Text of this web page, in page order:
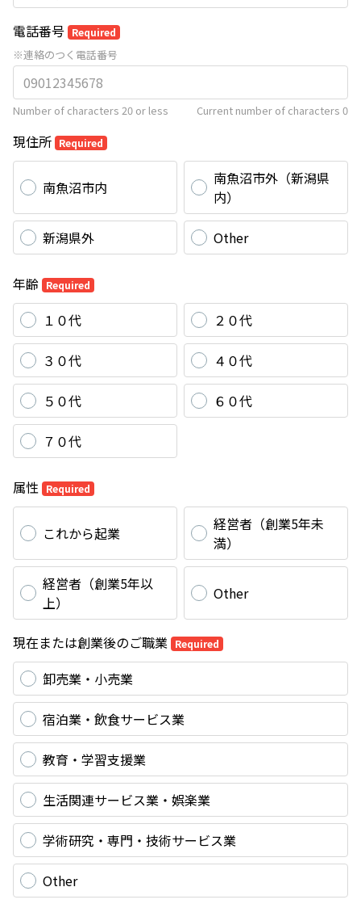
電話番号 Required
※連絡のつく電話番号
Number of characters 20 or less Current number of characters 0
現住所 Required
南魚沼市内
南魚沼市外（新潟県
内）
新潟県外 Other
年齢 Required
１０代 ２０代
３０代 ４０代
５０代 ６０代
７０代
属性 Required
これから起業
経営者（創業5年未
満）
経営者（創業5年以
上）
Other
現在または創業後のご職業 Required
卸売業・小売業
宿泊業・飲食サービス業
教育・学習支援業
生活関連サービス業・娯楽業
学術研究・専門・技術サービス業
Other